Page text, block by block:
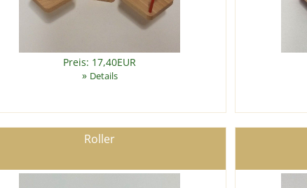
Preis: 17,40EUR
» Details
Roller